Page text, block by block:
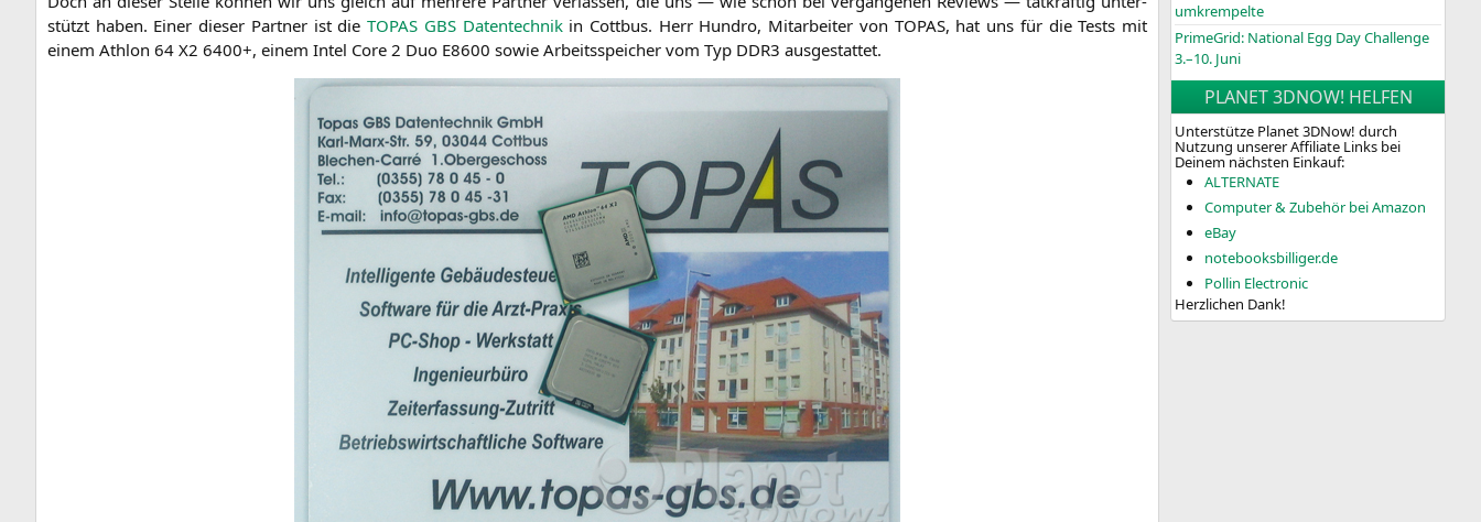
stützt haben. Einer die­ser Part­ner ist dieTOPAS GBSDaten­tech­nikin Cott­bus. Herr Hundro, Mit­ar­bei­ter von TOPAS, hat uns für die Tests mit
einem Ath­lon 64 X2 6400+, einem Intel Core 2 Duo E8600 sowie Arbeits­spei­cher vom Typ DDR3 ausgestattet.
umkrempelte
PrimeGrid: National Egg Day Challenge
3.–10. Juni
PLANET 3DNOW! HELFEN
Unterstütze Planet 3DNow! durch
Nutzung unserer Affiliate Links bei
Deinem nächsten Einkauf:
ALTERNATE
Computer & Zubehör bei Amazon
eBay
notebooksbilliger.de
Pollin Electronic
Herzlichen Dank!